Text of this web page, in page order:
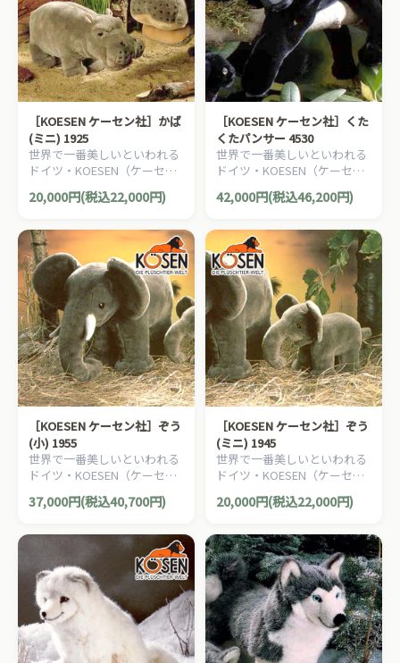
［KOESEN ケーセン社］かば
(ミニ) 1925
世界で一番美しいといわれる
ドイツ・KOESEN（ケーセン
社）の動物のぬいぐるみ。愛
らしい表情のカバのぬいぐる
20,000円(税込22,000円)
［KOESEN ケーセン社］くた
くたパンサー 4530
世界で一番美しいといわれる
ドイツ・KOESEN（ケーセン
社）の動物のぬいぐるみ。愛
らしい表情の黒ヒョウのぬい
42,000円(税込46,200円)
［KOESEN ケーセン社］ぞう
(小) 1955
世界で一番美しいといわれる
ドイツ・KOESEN（ケーセン
社）の動物のぬいぐるみ。愛
らしい表情のゾウのぬいぐる
37,000円(税込40,700円)
［KOESEN ケーセン社］ぞう
(ミニ) 1945
世界で一番美しいといわれる
ドイツ・KOESEN（ケーセン
社）の動物のぬいぐるみ。愛
らしい表情のゾウのぬいぐる
20,000円(税込22,000円)